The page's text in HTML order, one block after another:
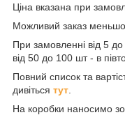
Ціна вказана при
Можливий заказ меньшої
При замовленні від 5 до
від 50 до 100 шт - в
Повний список та
дивіться тут
На коробки наносимо